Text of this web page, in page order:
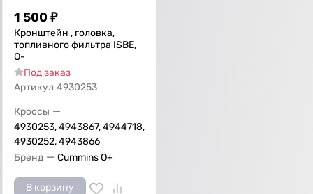
1 500 ₽
Кронштейн , головка,
топливного фильтра ISBE,
О-
Под заказ
Артикул 4930253
Кроссы —
4930253, 4943867, 4944718,
4930252, 4943866
Бренд — Cummins O+
В корзину